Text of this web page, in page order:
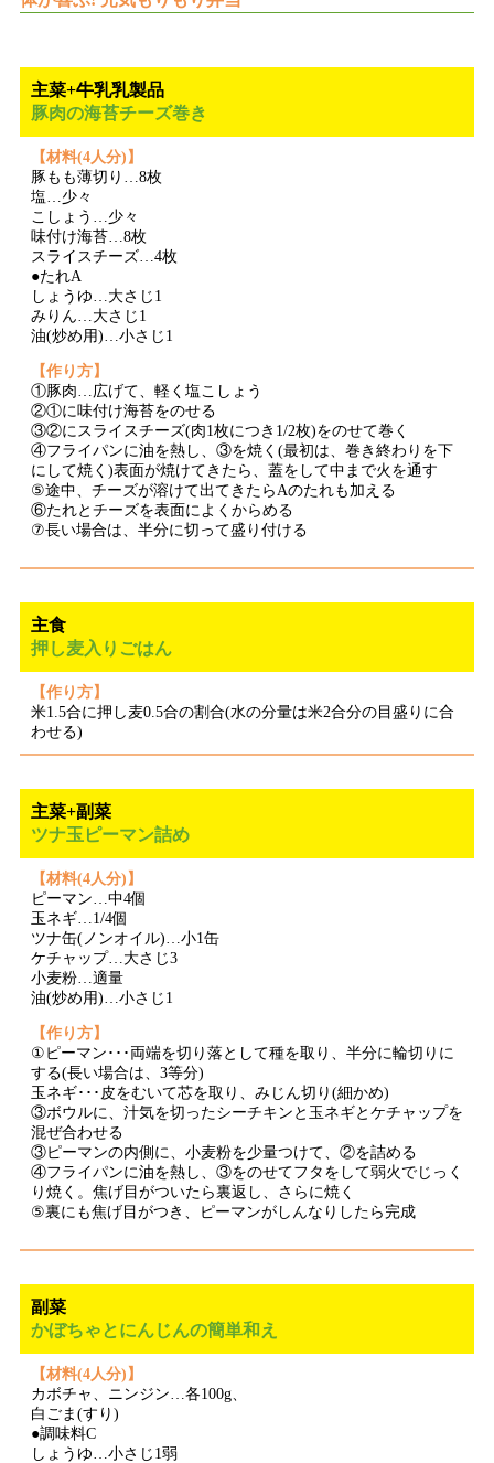
主菜+牛乳乳製品
豚肉の海苔チーズ巻き
【材料(4人分)】
豚もも薄切り…8枚
塩…少々
こしょう…少々
味付け海苔…8枚
スライスチーズ…4枚
●たれA
しょうゆ…大さじ1
みりん…大さじ1
油(炒め用)…小さじ1
【作り方】
①豚肉…広げて、軽く塩こしょう
②①に味付け海苔をのせる
③②にスライスチーズ(肉1枚につき1/2枚)をのせて巻く
④フライパンに油を熱し、③を焼く(最初は、巻き終わりを下
にして焼く)表面が焼けてきたら、蓋をして中まで火を通す
⑤途中、チーズが溶けて出てきたらAのたれも加える
⑥たれとチーズを表面によくからめる
⑦長い場合は、半分に切って盛り付ける
主食
押し麦入りごはん
【作り方】
米1.5合に押し麦0.5合の割合(水の分量は米2合分の目盛りに合
わせる)
主菜+副菜
ツナ玉ピーマン詰め
【材料(4人分)】
ピーマン…中4個
玉ネギ…1/4個
ツナ缶(ノンオイル)…小1缶
ケチャップ…大さじ3
小麦粉…適量
油(炒め用)…小さじ1
【作り方】
①ピーマン･･･両端を切り落として種を取り、半分に輪切りに
する(長い場合は、3等分)
玉ネギ･･･皮をむいて芯を取り、みじん切り(細かめ)
③ボウルに、汁気を切ったシーチキンと玉ネギとケチャップを
混ぜ合わせる
③ピーマンの内側に、小麦粉を少量つけて、②を詰める
④フライパンに油を熱し、③をのせてフタをして弱火でじっく
り焼く。焦げ目がついたら裏返し、さらに焼く
⑤裏にも焦げ目がつき、ピーマンがしんなりしたら完成
副菜
かぼちゃとにんじんの簡単和え
【材料(4人分)】
カボチャ、ニンジン…各100g、
白ごま(すり)
●調味料C
しょうゆ…小さじ1弱